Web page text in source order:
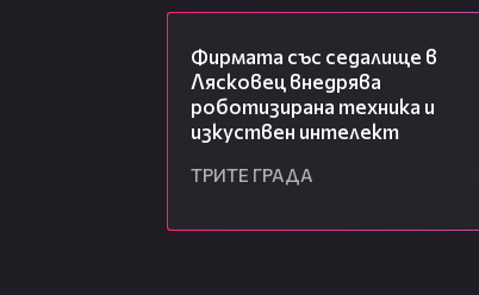
Фирмата със седалище в
Лясковец внедрява
роботизирана техника и
изкуствен интелект
ТРИТЕ ГРАДА